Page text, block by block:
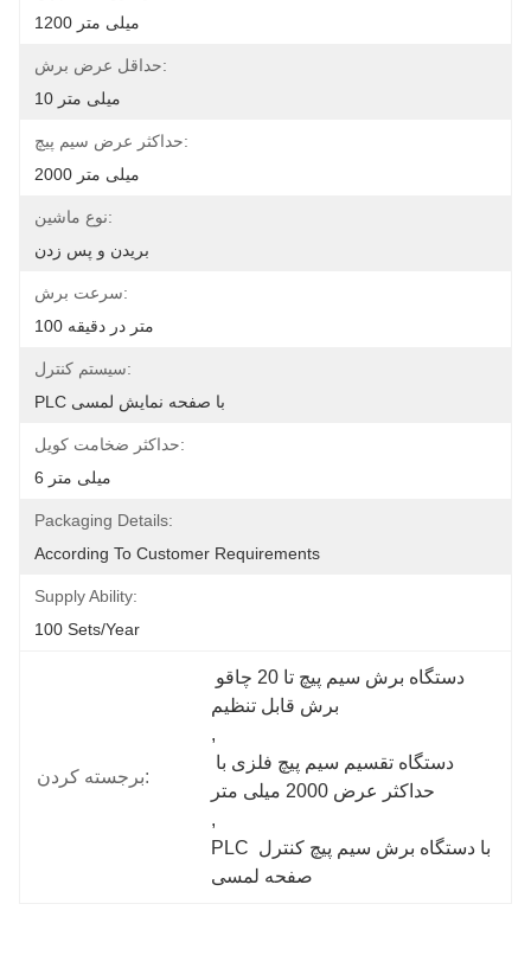
1200 میلی متر
حداقل عرض برش:
10 میلی متر
حداکثر عرض سیم پیچ:
2000 میلی متر
نوع ماشین:
بریدن و پس زدن
سرعت برش:
100 متر در دقیقه
سیستم کنترل:
PLC با صفحه نمایش لمسی
حداکثر ضخامت کویل:
6 میلی متر
Packaging Details:
According To Customer Requirements
Supply Ability:
100 Sets/year
برجسته کردن:
برش قابل تنظیم
,
حداکثر عرض 2000 میلی متر
,
PLC با دستگاه برش سیم پیچ کنترل
صفحه لمسی